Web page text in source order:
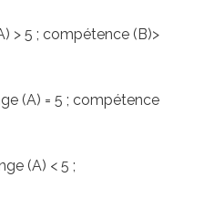
> 5 ; compétence (B)>
(A) = 5 ; compétence
(A) < 5 ;